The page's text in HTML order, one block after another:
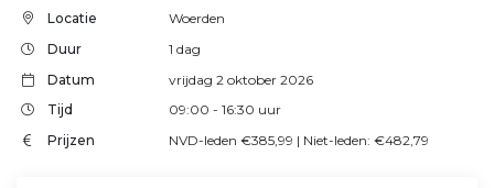
Locatie
Woerden
Duur
1 dag
Datum
vrijdag 2 oktober 2026
Tijd
09:00 - 16:30 uur
Prijzen
NVD-leden €385,99 | Niet-leden: €482,79